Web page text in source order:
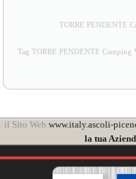
TORRE PENDENTE
Tag TORRE PENDENTE Camping
il Sito Web www.italy.ascoli-
la tua